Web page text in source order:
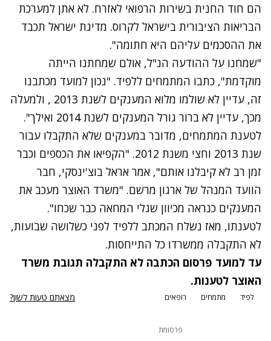
הם חוד החנית בשירות הרפואי לאזרח. לא אתן למערכת
הבריאות הציבורית בישראל לקרוס. מדינת ישראל תכבד
את ההסכמים עליהם היא חתומה".
"שמחנו על ההודעה הנ"ל, אולם שמחתנו הייתה
מוקדמת", כתבו המתמחים ללפיד. "נכון למועד מכתבנו
זה, עדיין לא שולמו מלוא המענקים לשנת 2013 , ולמעלה
מכך, עדיין לא ברור גורל המענקים לשנת 2014 ואילך".
לטענת המתמחים, מדובר במענקים שלא התקבלו עבור
שנת 2013 וחצי משנת 2012. "הקפיאו את הכספים וכבר
זמן רב לא קיבלנו אותם", אמר אראל בוצ'ינסקי, חבר
הוועד המנהל של ארגון מרשם. "משרד האוצר מעכב את
המענקים כנראה מכיוון שגלי המחאה כבר שכחו".
לטענתו, מאז נשלח המכתב ללפיד לפני כשלושה שבועות,
לא התקבלה ממשרדו כל התייחסות.
עד למועד פרסום הכתבה לא התקבלה תגובת משרד
האוצר לטענות.
לפיד מתמחים רופאים מצאתם טעות לשון?
פרסומת